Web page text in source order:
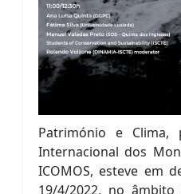
Património e
Internacional dos
ICOMOS, esteve em
19/4/2022, no